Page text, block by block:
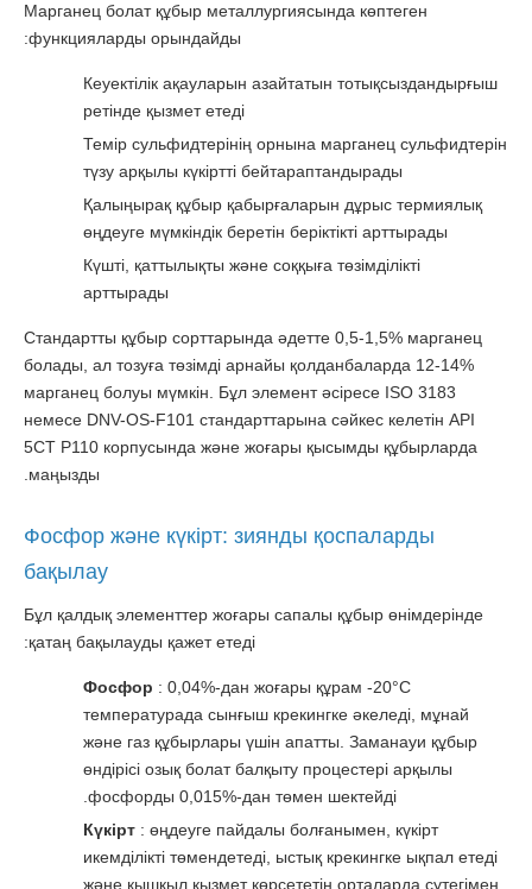
Марганец болат құбыр металлургиясында көптеген
функцияларды орындайды:
Кеуектілік ақауларын азайтатын тотықсыздандырғыш
ретінде қызмет етеді
Темір сульфидтерінің орнына марганец сульфидтерін
түзу арқылы күкіртті бейтараптандырады
Қалыңырақ құбыр қабырғаларын дұрыс термиялық
өңдеуге мүмкіндік беретін беріктікті арттырады
Күшті, қаттылықты және соққыға төзімділікті
арттырады
Стандартты құбыр сорттарында әдетте 0,5-1,5% марганец
болады, ал тозуға төзімді арнайы қолданбаларда 12-14%
марганец болуы мүмкін. Бұл элемент әсіресе ISO 3183
немесе DNV-OS-F101 стандарттарына сәйкес келетін API
5CT P110 корпусында және жоғары қысымды құбырларда
маңызды.
Фосфор және күкірт: зиянды қоспаларды
бақылау
Бұл қалдық элементтер жоғары сапалы құбыр өнімдерінде
қатаң бақылауды қажет етеді:
Фосфор : 0,04%-дан жоғары құрам -20°С
температурада сынғыш крекингке әкеледі, мұнай
және газ құбырлары үшін апатты. Заманауи құбыр
өндірісі озық болат балқыту процестері арқылы
фосфорды 0,015%-дан төмен шектейді.
Күкірт : өңдеуге пайдалы болғанымен, күкірт
икемділікті төмендетеді, ыстық крекингке ықпал етеді
және қышқыл қызмет көрсететін орталарда сутегімен